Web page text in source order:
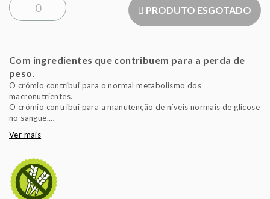
PRODUTO ESGOTADO
Com ingredientes que contribuem para a perda de
peso.
O crómio contribui para o normal metabolismo dos
macronutrientes.
O crómio contribui para a manutenção de níveis normais de glicose
no sangue.
O Crómio é um oligoelemento essencial que melhora a função da
proteínas e gorduras. Tem sido sugerido que o crómio pode ser
usado como coadjuvante na perda de peso e na melhoria do
controlo do açúcar sanguíneo dos indivíduos com diabetes.
Ver mais